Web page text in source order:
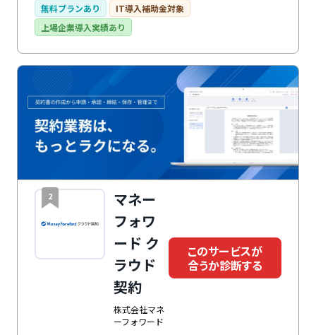
ストを削減したい」「契約締結にかかる手間・時間を軽
減したい」という企業におすすめです。さらに、2026
年4月20日より、企業・自治体のなりすましや公式文書
の改ざんを防止する新機能「eシール（電子社印）」の
提供を開始しました。
無料プランあり
IT導入補助金対象
上場企業導入実績あり
2
マネー
フォワ
ード ク
ラウド
契約
株式会社マネ
ーフォワード
このサービスが
合うか診断する